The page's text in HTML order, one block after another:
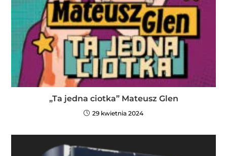
„Ta jedna ciotka” Mateusz Glen
29 kwietnia 2024